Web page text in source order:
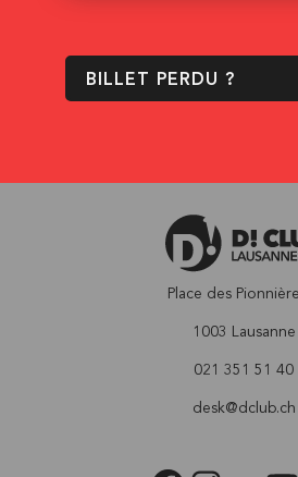
BILLET PERDU ?
Place des
1003 Lausanne
021 351 51 40
desk@dclub.ch